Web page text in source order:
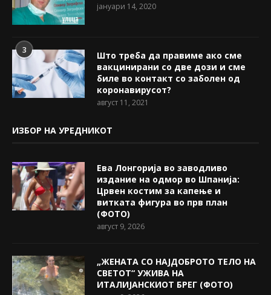
јануари 14, 2020
3
Што треба да правиме ако сме
вакцинирани со две дози и сме
биле во контакт со заболен од
коронавирусот?
август 11, 2021
ИЗБОР НА УРЕДНИКОТ
Ева Лонгорија во заводливо
издание на одмор во Шпанија:
Црвен костим за капење и
витката фигура во прв план
(ФОТО)
август 9, 2026
„ЖЕНАТА СО НАЈДОБРОТО ТЕЛО НА
СВЕТОТ“ УЖИВА НА
ИТАЛИЈАНСКИОТ БРЕГ (ФОТО)